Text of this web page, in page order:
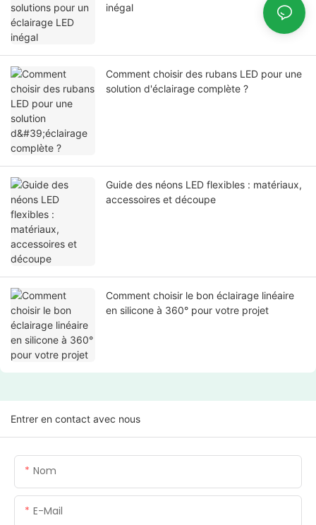
inégal
Comment choisir des rubans LED pour une
solution d'éclairage complète ?
Guide des néons LED flexibles : matériaux,
accessoires et découpe
Comment choisir le bon éclairage linéaire
en silicone à 360° pour votre projet
Entrer en contact avec nous
Nom
E-Mail